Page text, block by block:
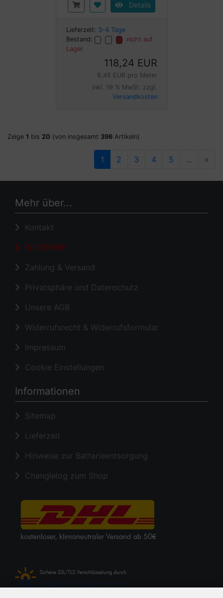
Details
Lieferzeit: 3-4 Tage
Bestand:
nicht auf
Lager
118,24 EUR
8,45 EUR pro Meter
inkl. 19 % MwSt. zzgl.
Versandkosten
Zeige 1 bis 20 (von insgesamt 396 Artikeln)
1 2 3 4 5 ... »
Mehr über...
Kontakt
WIDERRUF
Zahlung & Versand
Privatsphäre und Datenschutz
Unsere AGB
Widerrufsrecht & Widerrufsformular
Impressum
Cookie Einstellungen
Informationen
Sitemap
Lieferzeit
Hinweise zur Batterieentsorgung
Changlelog zum Shop